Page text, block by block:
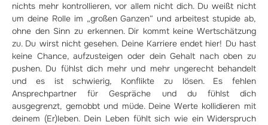
nichts mehr kontrollieren, vor allem nicht dich. Du weißt nicht
um deine Rolle im „großen Ganzen“ und arbeitest stupide ab,
ohne den Sinn zu erkennen. Dir kommt keine Wertschätzung
zu. Du wirst nicht gesehen. Deine Karriere endet hier! Du hast
keine Chance, aufzusteigen oder dein Gehalt nach oben zu
pushen. Du fühlst dich mehr und mehr ungerecht behandelt
und es ist schwierig, Konflikte zu lösen. Es fehlen
Ansprechpartner für Gespräche und du fühlst dich
ausgegrenzt, gemobbt und müde. Deine Werte kollidieren mit
deinem (Er)leben. Dein Leben fühlt sich wie ein Widerspruch